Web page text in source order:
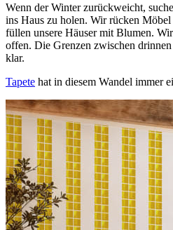
Wenn der Winter zurückweicht,
ins Haus zu holen. Wir rücken Möbel
füllen unsere Häuser mit Blumen.
offen. Die Grenzen zwischen
klar.
Tapete hat in diesem Wandel immer